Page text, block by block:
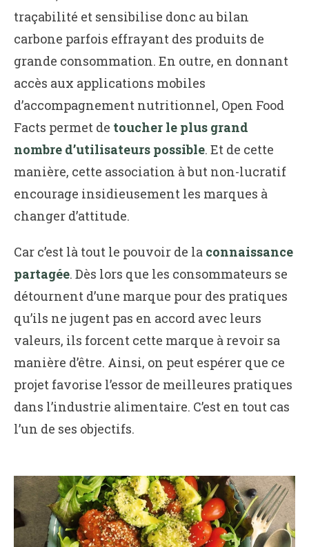
traçabilité et sensibilise donc au bilan
carbone parfois effrayant des produits de
grande consommation. En outre, en donnant
accès aux applications mobiles
d’accompagnement nutritionnel, Open Food
Facts permet de toucher le plus grand
nombre d’utilisateurs possible. Et de cette
manière, cette association à but non-lucratif
encourage insidieusement les marques à
changer d’attitude.
Car c’est là tout le pouvoir de la connaissance
partagée. Dès lors que les consommateurs se
détournent d’une marque pour des pratiques
qu’ils ne jugent pas en accord avec leurs
valeurs, ils forcent cette marque à revoir sa
manière d’être. Ainsi, on peut espérer que ce
projet favorise l’essor de meilleures pratiques
dans l’industrie alimentaire. C’est en tout cas
l’un de ses objectifs.